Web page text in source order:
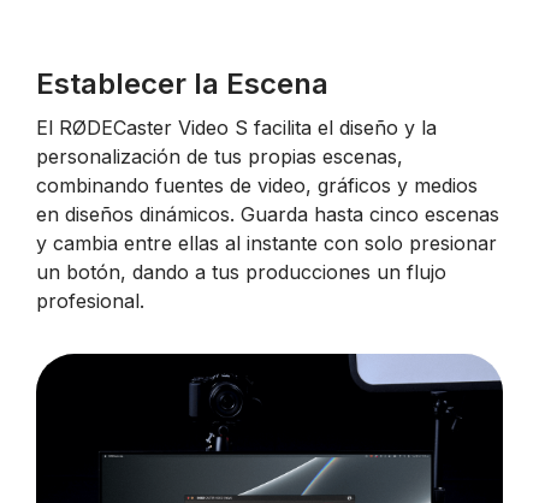
Establecer la Escena
El RØDECaster Video S facilita el diseño y la
personalización de tus propias escenas,
combinando fuentes de video, gráficos y medios
en diseños dinámicos. Guarda hasta cinco escenas
y cambia entre ellas al instante con solo presionar
un botón, dando a tus producciones un flujo
profesional.